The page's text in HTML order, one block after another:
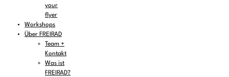
your
flyer
Workshops
Über FREIRAD
Team +
Kontakt
Was ist
FREIRAD?